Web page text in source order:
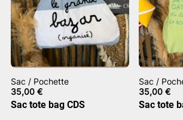
Sac / Pochette
35,00 €
Sac tote bag CDS
Sac /
35,00€
Sac tote